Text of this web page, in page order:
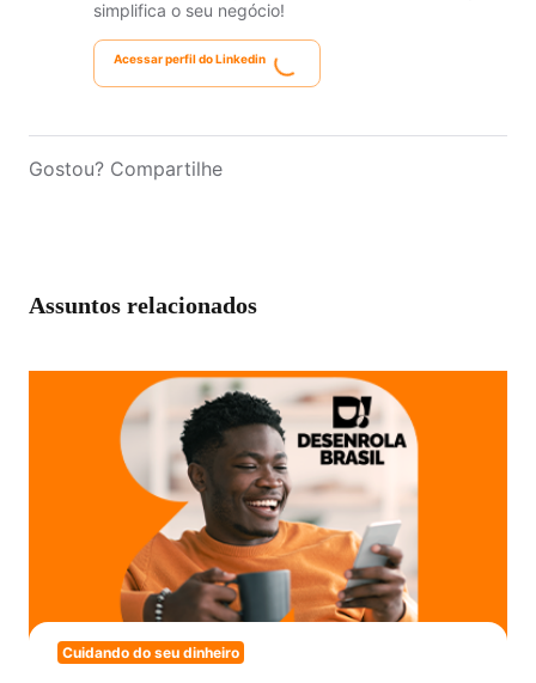
simplifica o seu negócio!
Acessar perfil do Linkedin
Gostou? Compartilhe
Assuntos relacionados
Cuidando do seu dinheiro